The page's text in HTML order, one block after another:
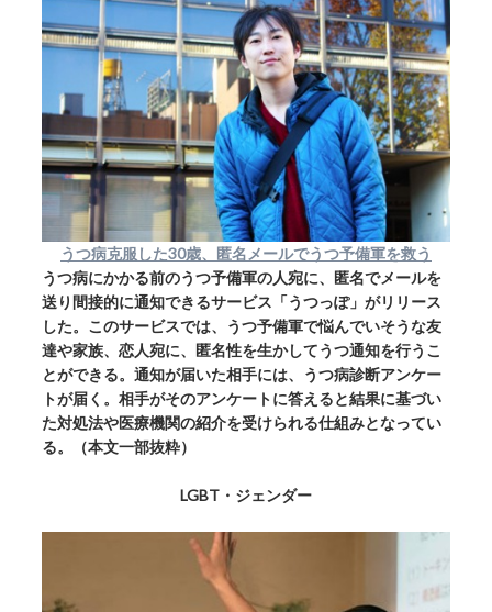
うつ病克服した30歳、匿名メールでうつ予備軍を救う
うつ病にかかる前のうつ予備軍の人宛に、匿名でメールを
送り間接的に通知できるサービス「うつっぽ」がリリース
した。このサービスでは、うつ予備軍で悩んでいそうな友
達や家族、恋人宛に、匿名性を生かしてうつ通知を行うこ
とができる。通知が届いた相手には、うつ病診断アンケー
トが届く。相手がそのアンケートに答えると結果に基づい
た対処法や医療機関の紹介を受けられる仕組みとなってい
る。（本文一部抜粋）
LGBT・ジェンダー